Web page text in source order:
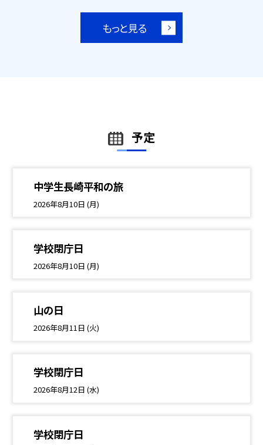
もっと見る
予定
中学生長崎平和の旅
2026年8月10日 (月)
学校閉庁日
2026年8月10日 (月)
山の日
2026年8月11日 (火)
学校閉庁日
2026年8月12日 (水)
学校閉庁日